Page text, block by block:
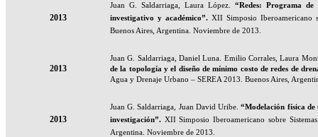
2013
Juan G. Saldarriaga, Laura López.“Redes: Programa
investigativo y académico”. XII Simposio Iberoamericano
Buenos Aires, Argentina. Noviembre de 2013.
2013
Juan G. Saldarriaga, Daniel Luna. Emilio Corrales, Laura
de la topología y el diseño de mínimo costo de redes de
Agua y Drenaje Urbano – SEREA 2013. Buenos Aires,
2013
Juan G. Saldarriaga, Juan David Uribe.“Modelación física de
investigación”. XII Simposio Iberoamericano sobre
Argentina. Noviembre de 2013.